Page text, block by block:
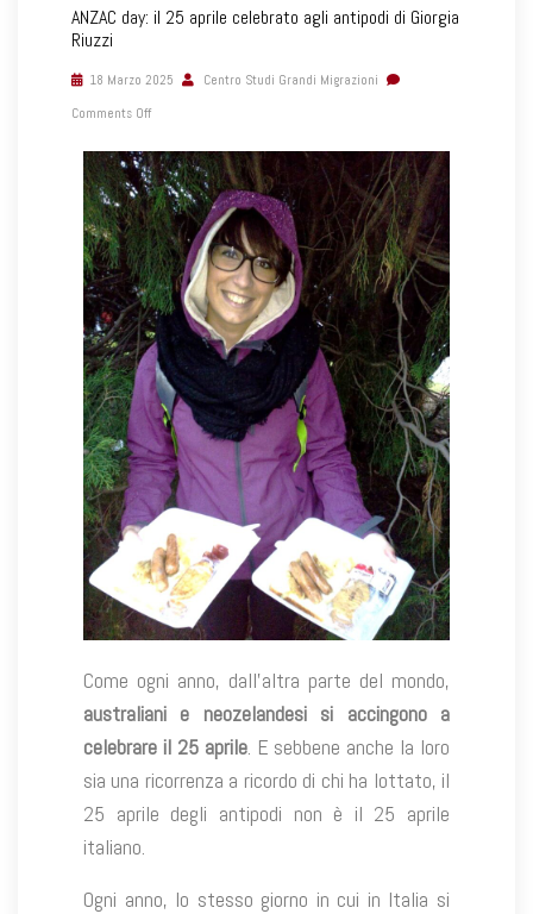
ANZAC day: il 25 aprile celebrato agli antipodi di Giorgia
Riuzzi
18 Marzo 2025
Centro Studi Grandi Migrazioni
Comments Off
Come ogni anno, dall’altra parte del mondo,
australiani e neozelandesi si accingono a
celebrare il 25 aprile. E sebbene anche la loro
sia una ricorrenza a ricordo di chi ha lottato, il
25 aprile degli antipodi non è il 25 aprile
italiano.
Ogni anno, lo stesso giorno in cui in Italia si